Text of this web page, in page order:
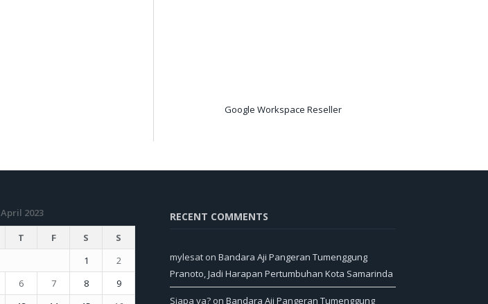
Google Workspace Reseller
April 2023
T F S
S
1
2
6 7 8
9
RECENT COMMENTS
mylesat on Bandara Aji Pangeran Tumenggung
Pranoto, Jadi Harapan Pertumbuhan Kota Samarinda
Siapa ya? on Bandara Aji Pangeran Tumenggung